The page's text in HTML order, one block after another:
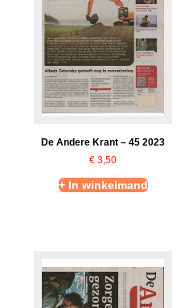
De Andere Krant – 45 2023
€ 3,50
+ In winkelmand